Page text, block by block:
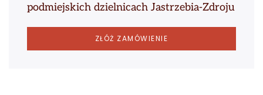
podmiejskich dzielnicach Jastrzebia-Zdroju
ZŁÓŻ ZAMÓWIENIE